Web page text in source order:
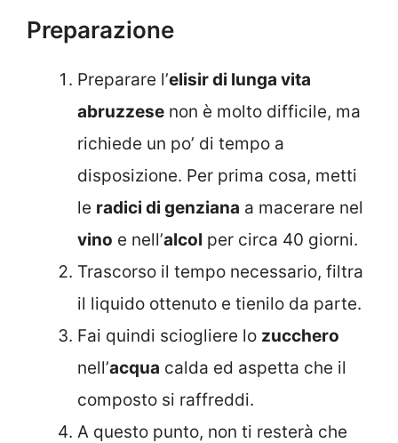
Preparazione
Preparare l’elisir di lunga vita
abruzzese non è molto difficile, ma
richiede un po’ di tempo a
disposizione. Per prima cosa, metti
le radici di genziana a macerare nel
vino e nell’alcol per circa 40 giorni.
Trascorso il tempo necessario, filtra
il liquido ottenuto e tienilo da parte.
Fai quindi sciogliere lo zucchero
nell’acqua calda ed aspetta che il
composto si raffreddi.
A questo punto, non ti resterà che